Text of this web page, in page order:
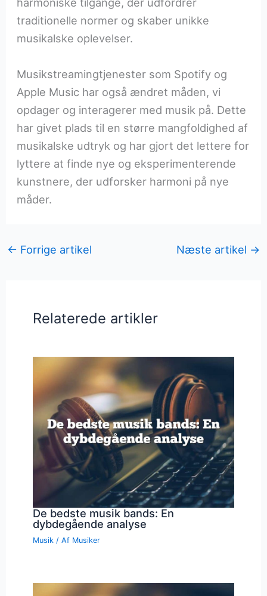
harmoniske tilgange, der udfordrer
traditionelle normer og skaber unikke
musikalske oplevelser.
Musikstreamingtjenester som Spotify og
Apple Music har også ændret måden, vi
opdager og interagerer med musik på. Dette
har givet plads til en større mangfoldighed af
musikalske udtryk og har gjort det lettere for
lyttere at finde nye og eksperimenterende
kunstnere, der udforsker harmoni på nye
måder.
← Forrige artikel Næste artikel →
Relaterede artikler
De bedste musik bands: En
dybdegående analyse
Musik / Af Musiker